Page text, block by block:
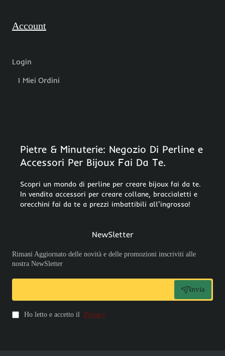
Account
Login
I Miei Ordini
Pietre & Minuterie: Negozio Di Perline e
Accessori Per Bijoux Fai Da Te.
Scopri un mondo di perline per creare bijoux fai da te.
In vendita accessori per creare collane, braccialetti e
orecchini fai da te a prezzi imbattibili all'ingrosso!
NewSletter
Rimani Aggiornato delle novità e delle promozioni inscriviti alle
nostra NewSletter
Invia
Ho letto e accetto il Privacy